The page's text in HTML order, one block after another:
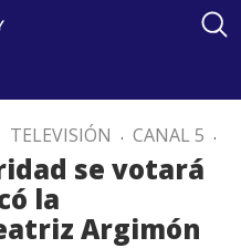
TELEVISIÓN . CANAL 5 .
se votará
la
Argimón